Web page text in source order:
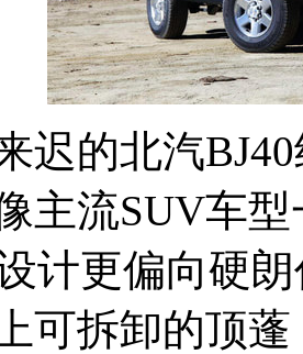
的北汽BJ40
主流SUV车
计更偏向硬
可拆卸的顶